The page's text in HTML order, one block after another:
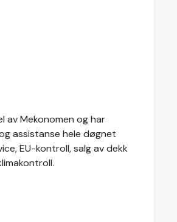
av Mekonomen og har
assistanse hele døgnet
EU-kontroll, salg av dekk